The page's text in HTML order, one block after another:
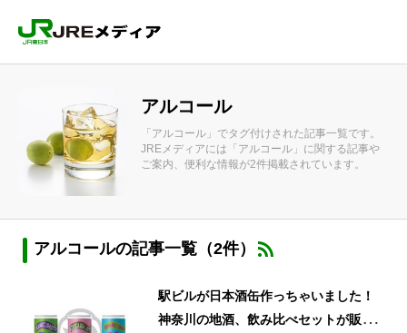
アルコール
「アルコール」でタグ付けされた記事一覧です。
JREメディアには「アルコール」に関する記事や
ご案内、便利な情報が2件掲載されています。
アルコールの記事一覧（2件）
駅ビルが日本酒缶作っちゃいました！
神奈川の地酒、飲み比べセットが販売